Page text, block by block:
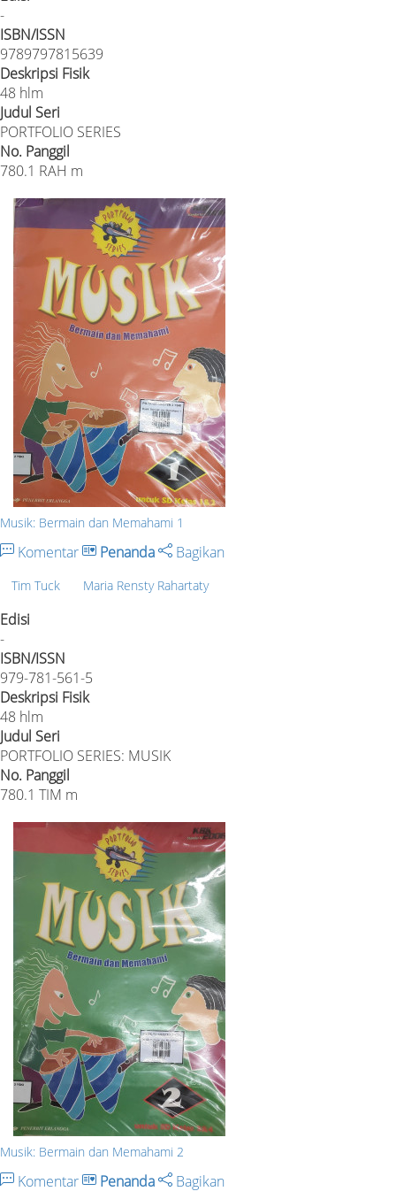
-
ISBN/ISSN
9789797815639
Deskripsi Fisik
48 hlm
Judul Seri
PORTFOLIO SERIES
No. Panggil
780.1 RAH m
Musik: Bermain dan Memahami 1
Komentar Penanda Bagikan
Tim Tuck Maria Rensty Rahartaty
Edisi
-
ISBN/ISSN
979-781-561-5
Deskripsi Fisik
48 hlm
Judul Seri
PORTFOLIO SERIES: MUSIK
No. Panggil
780.1 TIM m
Musik: Bermain dan Memahami 2
Komentar Penanda Bagikan